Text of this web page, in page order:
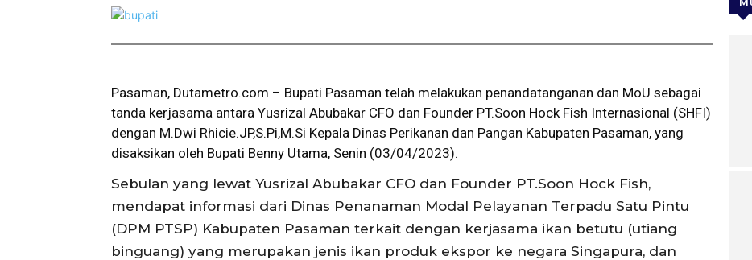
Pasaman, Dutametro.com – Bupati Pasaman telah melakukan penandatanganan dan MoU sebagai
tanda kerjasama antara Yusrizal Abubakar CFO dan Founder PT.Soon Hock Fish Internasional (SHFI)
dengan M.Dwi Rhicie.JP,S.Pi,M.Si Kepala Dinas Perikanan dan Pangan Kabupaten Pasaman, yang
disaksikan oleh Bupati Benny Utama, Senin (03/04/2023).
Sebulan yang lewat Yusrizal Abubakar CFO dan Founder PT.Soon Hock Fish,
mendapat informasi dari Dinas Penanaman Modal Pelayanan Terpadu Satu Pintu
(DPM PTSP) Kabupaten Pasaman terkait dengan kerjasama ikan betutu (utiang
binguang) yang merupakan jenis ikan produk ekspor ke negara Singapura, dan